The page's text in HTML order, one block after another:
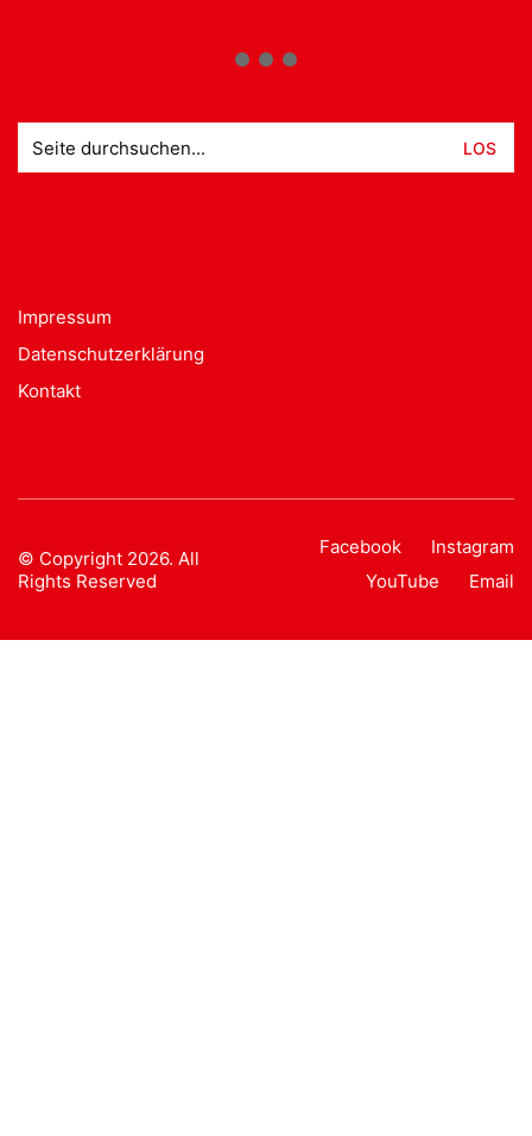
nach:
Impressum
Datenschutzerklärung
Kontakt
Facebook
Instagram
YouTube
Email
© Copyright 2026. All
Rights Reserved